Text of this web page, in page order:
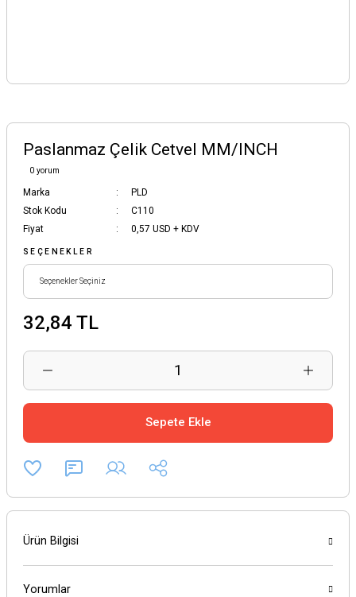
Paslanmaz Çelik Cetvel MM/INCH
0 yorum
Marka
PLD
Stok Kodu
C110
Fiyat
0,57 USD + KDV
SEÇENEKLER
32,84 TL
Sepete Ekle
Ürün Bilgisi
Yorumlar